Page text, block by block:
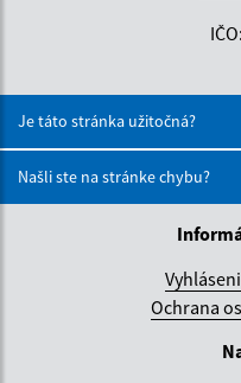
Je táto stránka užitočná?
Našli ste na stránke chybu?
Ochrana